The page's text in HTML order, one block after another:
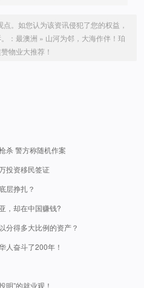
。如您认为该资讯侵犯了您的权益，
： 最澳洲 » 山河为邻，大海作伴！珀
物业大推荐！
杀 警方称随机作案
投资移民签证
层挣扎？
，却在中国赚钱?
分得多大比例的资产？
人奋斗了200年！
明”的就业观！